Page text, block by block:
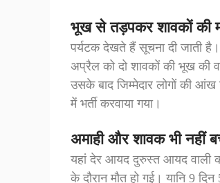
भूख से तड़पकर शावकों की
पर्यटक देखते हैं सूचना दी जाती
अप्रैल को दो शावकों की भूख की
उसके बाद जिम्मेदार लोगों की
में भर्ती करवाया गया।
अमाही और शावक भी नहीं
यहां देर आयद दुरुस्त आयद वाली
के दौरान मौत हो गई। यानि 9